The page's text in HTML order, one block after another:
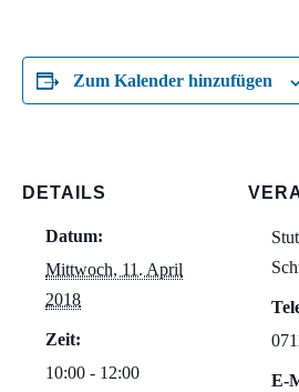
Zum Kalender hinzufügen
DETAILS
Datum:
Mittwoch, 11. April
2018
Zeit:
10:00 - 12:00
E-